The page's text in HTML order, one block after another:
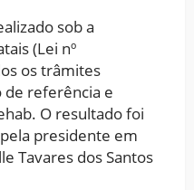
sob a
(Lei nº
os trâmites
referência e
O resultado foi
presidente em
Tavares dos Santos